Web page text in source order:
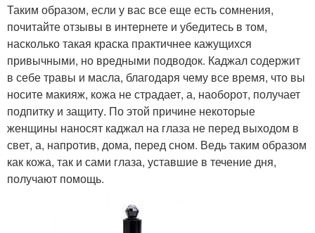
Таким образом, если у вас все еще есть сомнения,
почитайте отзывы в интернете и убедитесь в том,
насколько такая краска практичнее кажущихся
привычными, но вредными подводок. Каджал содержит
в себе травы и масла, благодаря чему все время, что вы
носите макияж, кожа не страдает, а, наоборот, получает
подпитку и защиту. По этой причине некоторые
женщины наносят каджал на глаза не перед выходом в
свет, а, напротив, дома, перед сном. Ведь таким образом
как кожа, так и сами глаза, уставшие в течение дня,
получают помощь.